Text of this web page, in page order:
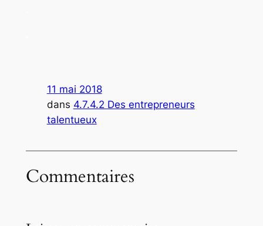
11 mai 2018
dans 4.7.4.2 Des entrepreneurs
talentueux
Commentaires